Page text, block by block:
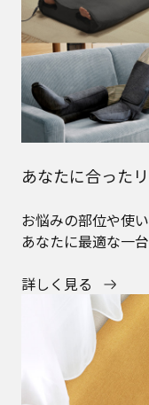
あなたに合った
お悩みの部位や使
あなたに最適な一
詳しく見る